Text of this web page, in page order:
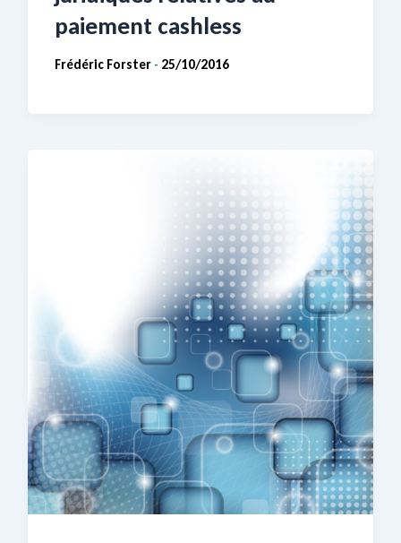
paiement cashless
Frédéric Forster - 25/10/2016